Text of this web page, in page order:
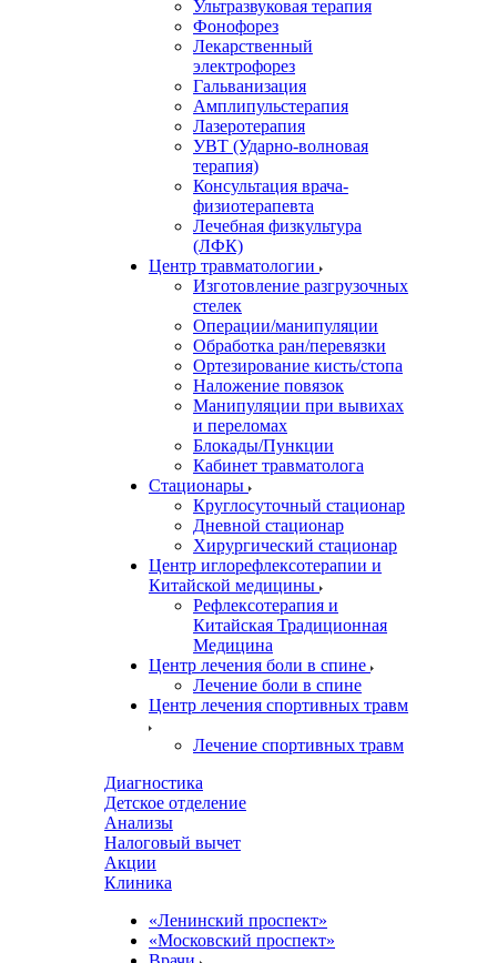
Ультразвуковая терапия
Фонофорез
Лекарственный
электрофорез
Гальванизация
Амплипульстерапия
Лазеротерапия
УВТ (Ударно-волновая
терапия)
Консультация врача-
физиотерапевта
Лечебная физкультура
(ЛФК)
Центр травматологии
Изготовление разгрузочных
стелек
Операции/манипуляции
Обработка ран/перевязки
Ортезирование кисть/стопа
Наложение повязок
Манипуляции при вывихах
и переломах
Блокады/Пункции
Кабинет травматолога
Стационары
Круглосуточный стационар
Дневной стационар
Хирургический стационар
Центр иглорефлексотерапии и
Китайской медицины
Рефлексотерапия и
Китайская Традиционная
Медицина
Центр лечения боли в спине
Лечение боли в спине
Центр лечения спортивных травм
Лечение спортивных травм
Диагностика
Детское отделение
Анализы
Налоговый вычет
Акции
Клиника
«Ленинский проспект»
«Московский проспект»